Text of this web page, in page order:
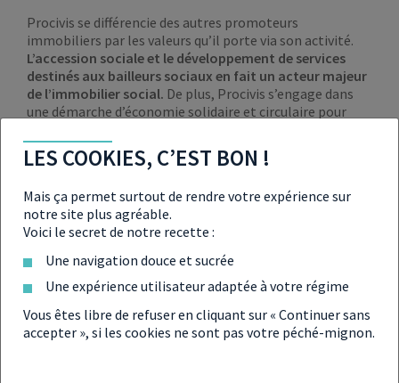
Procivis se différencie des autres promoteurs
immobiliers par les valeurs qu’il porte via son activité.
L’accession sociale et le développement de services
destinés aux bailleurs sociaux en fait un acteur majeur
de l’immobilier social. De plus, Procivis s’engage dans
une démarche d’économie solidaire et circulaire pour
originale et généreuse qui inspire.
INFORMATIONS UTILES
87 quai Panhard et Levassor 75013 PARIS
01 45 70 17 17
www.procivis.fr
LES COOKIES, C’EST BON !
Mais ça permet surtout de rendre votre expérience sur
notre site plus agréable.
Voici le secret de notre recette :
Une navigation douce et sucrée
Une expérience utilisateur adaptée à votre régime
Vous êtes libre de refuser en cliquant sur « Continuer sans
accepter », si les cookies ne sont pas votre péché-mignon.